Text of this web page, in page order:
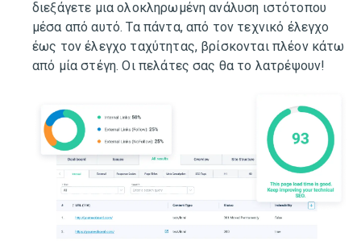
διεξάγετε μια ολοκληρωμένη ανάλυση ιστότοπου
μέσα από αυτό. Τα πάντα, από τον τεχνικό έλεγχο
έως τον έλεγχο ταχύτητας, βρίσκονται πλέον κάτω
από μία στέγη. Οι πελάτες σας θα το λατρέψουν!